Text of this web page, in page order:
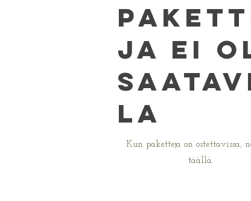
ja ei
la
Kun paketteja on ostettavissa,
täällä.